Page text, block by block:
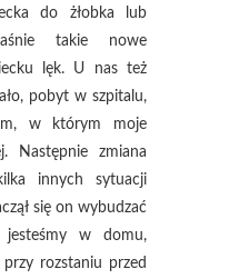
do żłobka lub
takie nowe
lęk. U nas też
pobyt w szpitalu,
w którym moje
Następnie zmiana
innych sytuacji
się on wybudzać
w domu,
rozstaniu przed